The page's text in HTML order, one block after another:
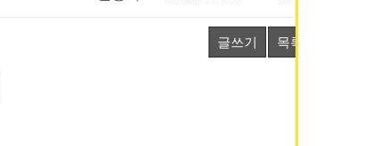
글쓰기 목록